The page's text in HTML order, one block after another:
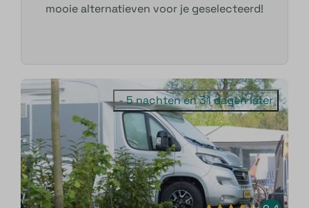
mooie alternatieven voor je geselecteerd!
- 5 nachten en 31 dagen later